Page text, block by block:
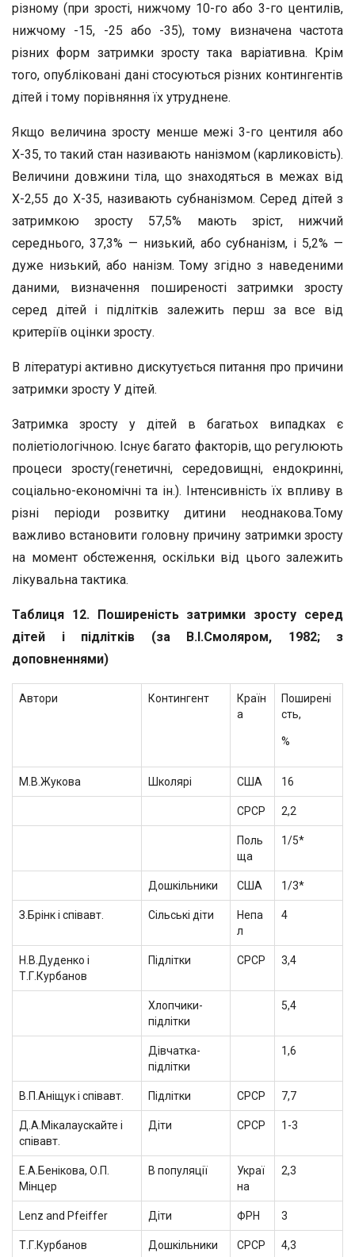
різному (при зрості, нижчому 10-го або 3-го центилів,
нижчому -15, -25 або -35), тому визначена частота
різних форм затримки зросту така варіативна. Крім
того, опубліковані дані стосуються різних контингентів
дітей і тому порівняння їх утруднене.
Якщо величина зросту менше межі 3-го центиля або
Х-35, то такий стан називають нанізмом (карликовість).
Величини довжини тіла, що знаходяться в межах від
Х-2,55 до Х-35, називають субнанізмом. Серед дітей з
затримкою зросту 57,5% мають зріст, нижчий
середнього, 37,3% — низький, або субнанізм, і 5,2% —
дуже низький, або нанізм. Тому згідно з наведеними
даними, визначення поширеності затримки зросту
серед дітей і підлітків залежить перш за все від
критеріїв оцінки зросту.
В літературі активно дискутується питання про причини
затримки зросту У дітей.
Затримка зросту у дітей в багатьох випадках є
поліетіологічною. Існує багато факторів, що регулюють
процеси зросту(генетичні, середовищні, ендокринні,
соціально-економічні та ін.). Інтенсивність їх впливу в
різні періоди розвитку дитини неоднакова.Тому
важливо встановити головну причину затримки зросту
на момент обстеження, оскільки від цього залежить
лікувальна тактика.
Таблиця 12. Поширеність затримки зросту серед
дітей і підлітків (за В.І.Смоляром, 1982; з
доповненнями)
Автори Контингент
Країн
а
Поширені
сть,
%
М.В.Жукова Школярі США 16
СРСР 2,2
Поль
ща
1/5*
Дошкільники США 1/3*
З.Брінк і співавт. Сільські діти
Непа
л
4
Н.В.Дуденко і
Т.Г.Курбанов
Підлітки СРСР 3,4
Хлопчики-
підлітки
5,4
Дівчатка-
підлітки
1,6
В.П.Аніщук і співавт. Підлітки СРСР 7,7
Д.А.Мікалаускайте і
співавт.
Діти СРСР 1-3
Е.А.Бенікова, О.П.
Мінцер
В популяції
Украї
на
2,3
Lenz and Pfeiffer Діти ФРН 3
Т.Г.Курбанов Дошкільники СРСР 4,3